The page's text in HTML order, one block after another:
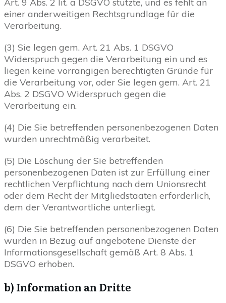
einer anderweitigen Rechtsgrundlage für die
Verarbeitung.
(3) Sie legen gem. Art. 21 Abs. 1 DSGVO
Widerspruch gegen die Verarbeitung ein und es
liegen keine vorrangigen berechtigten Gründe für
die Verarbeitung vor, oder Sie legen gem. Art. 21
Abs. 2 DSGVO Widerspruch gegen die
Verarbeitung ein.
(4) Die Sie betreffenden personenbezogenen Daten
wurden unrechtmäßig verarbeitet.
(5) Die Löschung der Sie betreffenden
personenbezogenen Daten ist zur Erfüllung einer
rechtlichen Verpflichtung nach dem Unionsrecht
oder dem Recht der Mitgliedstaaten erforderlich,
dem der Verantwortliche unterliegt.
(6) Die Sie betreffenden personenbezogenen Daten
wurden in Bezug auf angebotene Dienste der
Informationsgesellschaft gemäß Art. 8 Abs. 1
DSGVO erhoben.
b) Information an Dritte